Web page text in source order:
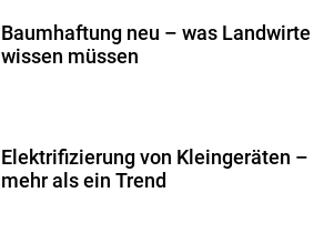
Baumhaftung neu – was Landwirte
wissen müssen
Elektrifizierung von Kleingeräten –
mehr als ein Trend